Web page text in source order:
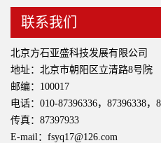
联系我们
北京方石亚盛科技发展有限公司
地址：北京市朝阳区立清路8号院
邮编：100017
电话：010-87396336，87396338，
传真：87397933
E-mail：fsyq17@126.com